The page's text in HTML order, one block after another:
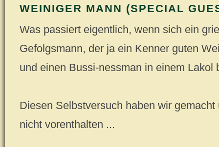
WEINIGER MANN (SPECIAL
Was passiert eigentlich, wenn sich ein
Gefolgsmann, der ja ein Kenner guten
und einen Bussi-nessman in einem Lakol
Diesen Selbstversuch haben wir
nicht vorenthalten ...